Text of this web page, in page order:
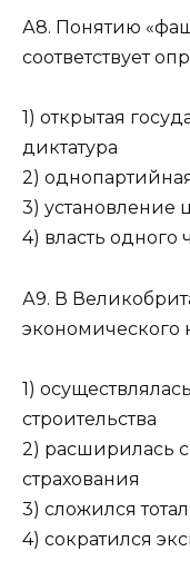
А8. Понятию
соответствует
1) открытая
диктатура
2)
3) установление
4) власть одного
А9. В
экономи­ческого
1)
строительства
2) расширилась
страхования
3) сложился
4) сократился